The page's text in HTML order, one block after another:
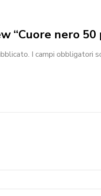
“Cuore nero 50
I campi obbligatori